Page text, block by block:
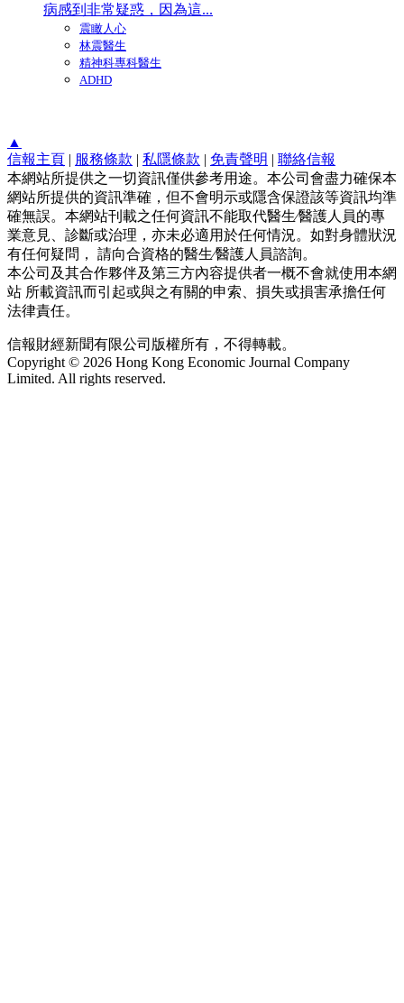
病感到非常疑惑，因為這...
震瞰人心
林震醫生
精神科專科醫生
ADHD
▲
信報主頁 | 服務條款 | 私隱條款 | 免責聲明 | 聯絡信報
本網站所提供之一切資訊僅供參考用途。本公司會盡力確保本
網站所提供的資訊準確，但不會明示或隱含保證該等資訊均準
確無誤。本網站刊載之任何資訊不能取代醫生∕醫護人員的專
業意見、診斷或治理，亦未必適用於任何情況。如對身體狀況
有任何疑問， 請向合資格的醫生∕醫護人員諮詢。
本公司及其合作夥伴及第三方內容提供者一概不會就使用本網
站 所載資訊而引起或與之有關的申索、損失或損害承擔任何
法律責任。
信報財經新聞有限公司版權所有，不得轉載。
Copyright © 2026 Hong Kong Economic Journal Company
Limited. All rights reserved.